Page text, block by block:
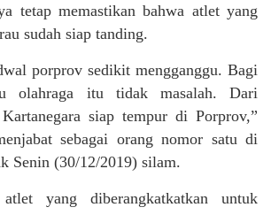
tetap memastikan bahwa atlet yang
sudah siap tanding.
porprov sedikit mengganggu. Bagi
olahraga itu tidak masalah. Dari
siap tempur di Porprov,”
sebagai orang nomor satu di
Senin (30/12/2019) silam.
yang diberangkatkatkan untuk